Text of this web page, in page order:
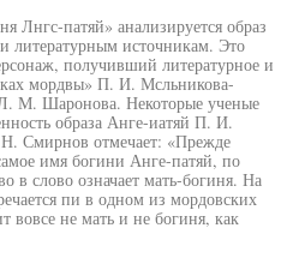
Лнгс-патяй» анализируется образ
литературным источникам. Это
получивший литературное и
мордвы» П. И. Мсльникова-
М. Шаронова. Некоторые ученые
образа Анге-иатяй П. И.
Смирнов отмечает: «Прежде
имя богини Анге-патяй, по
в слово означает мать-богиня. На
пи в одном из мордовских
вовсе не мать и не богиня, как